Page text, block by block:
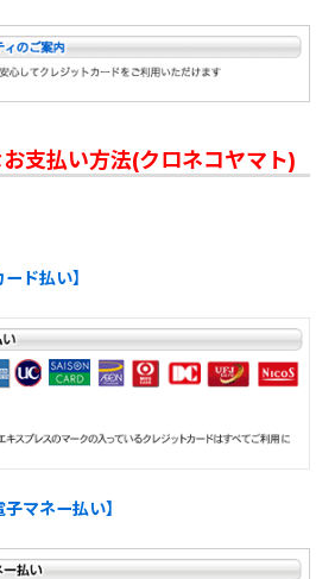
支払い方法(クロネコヤマト)
ド払い】
マネー払い】